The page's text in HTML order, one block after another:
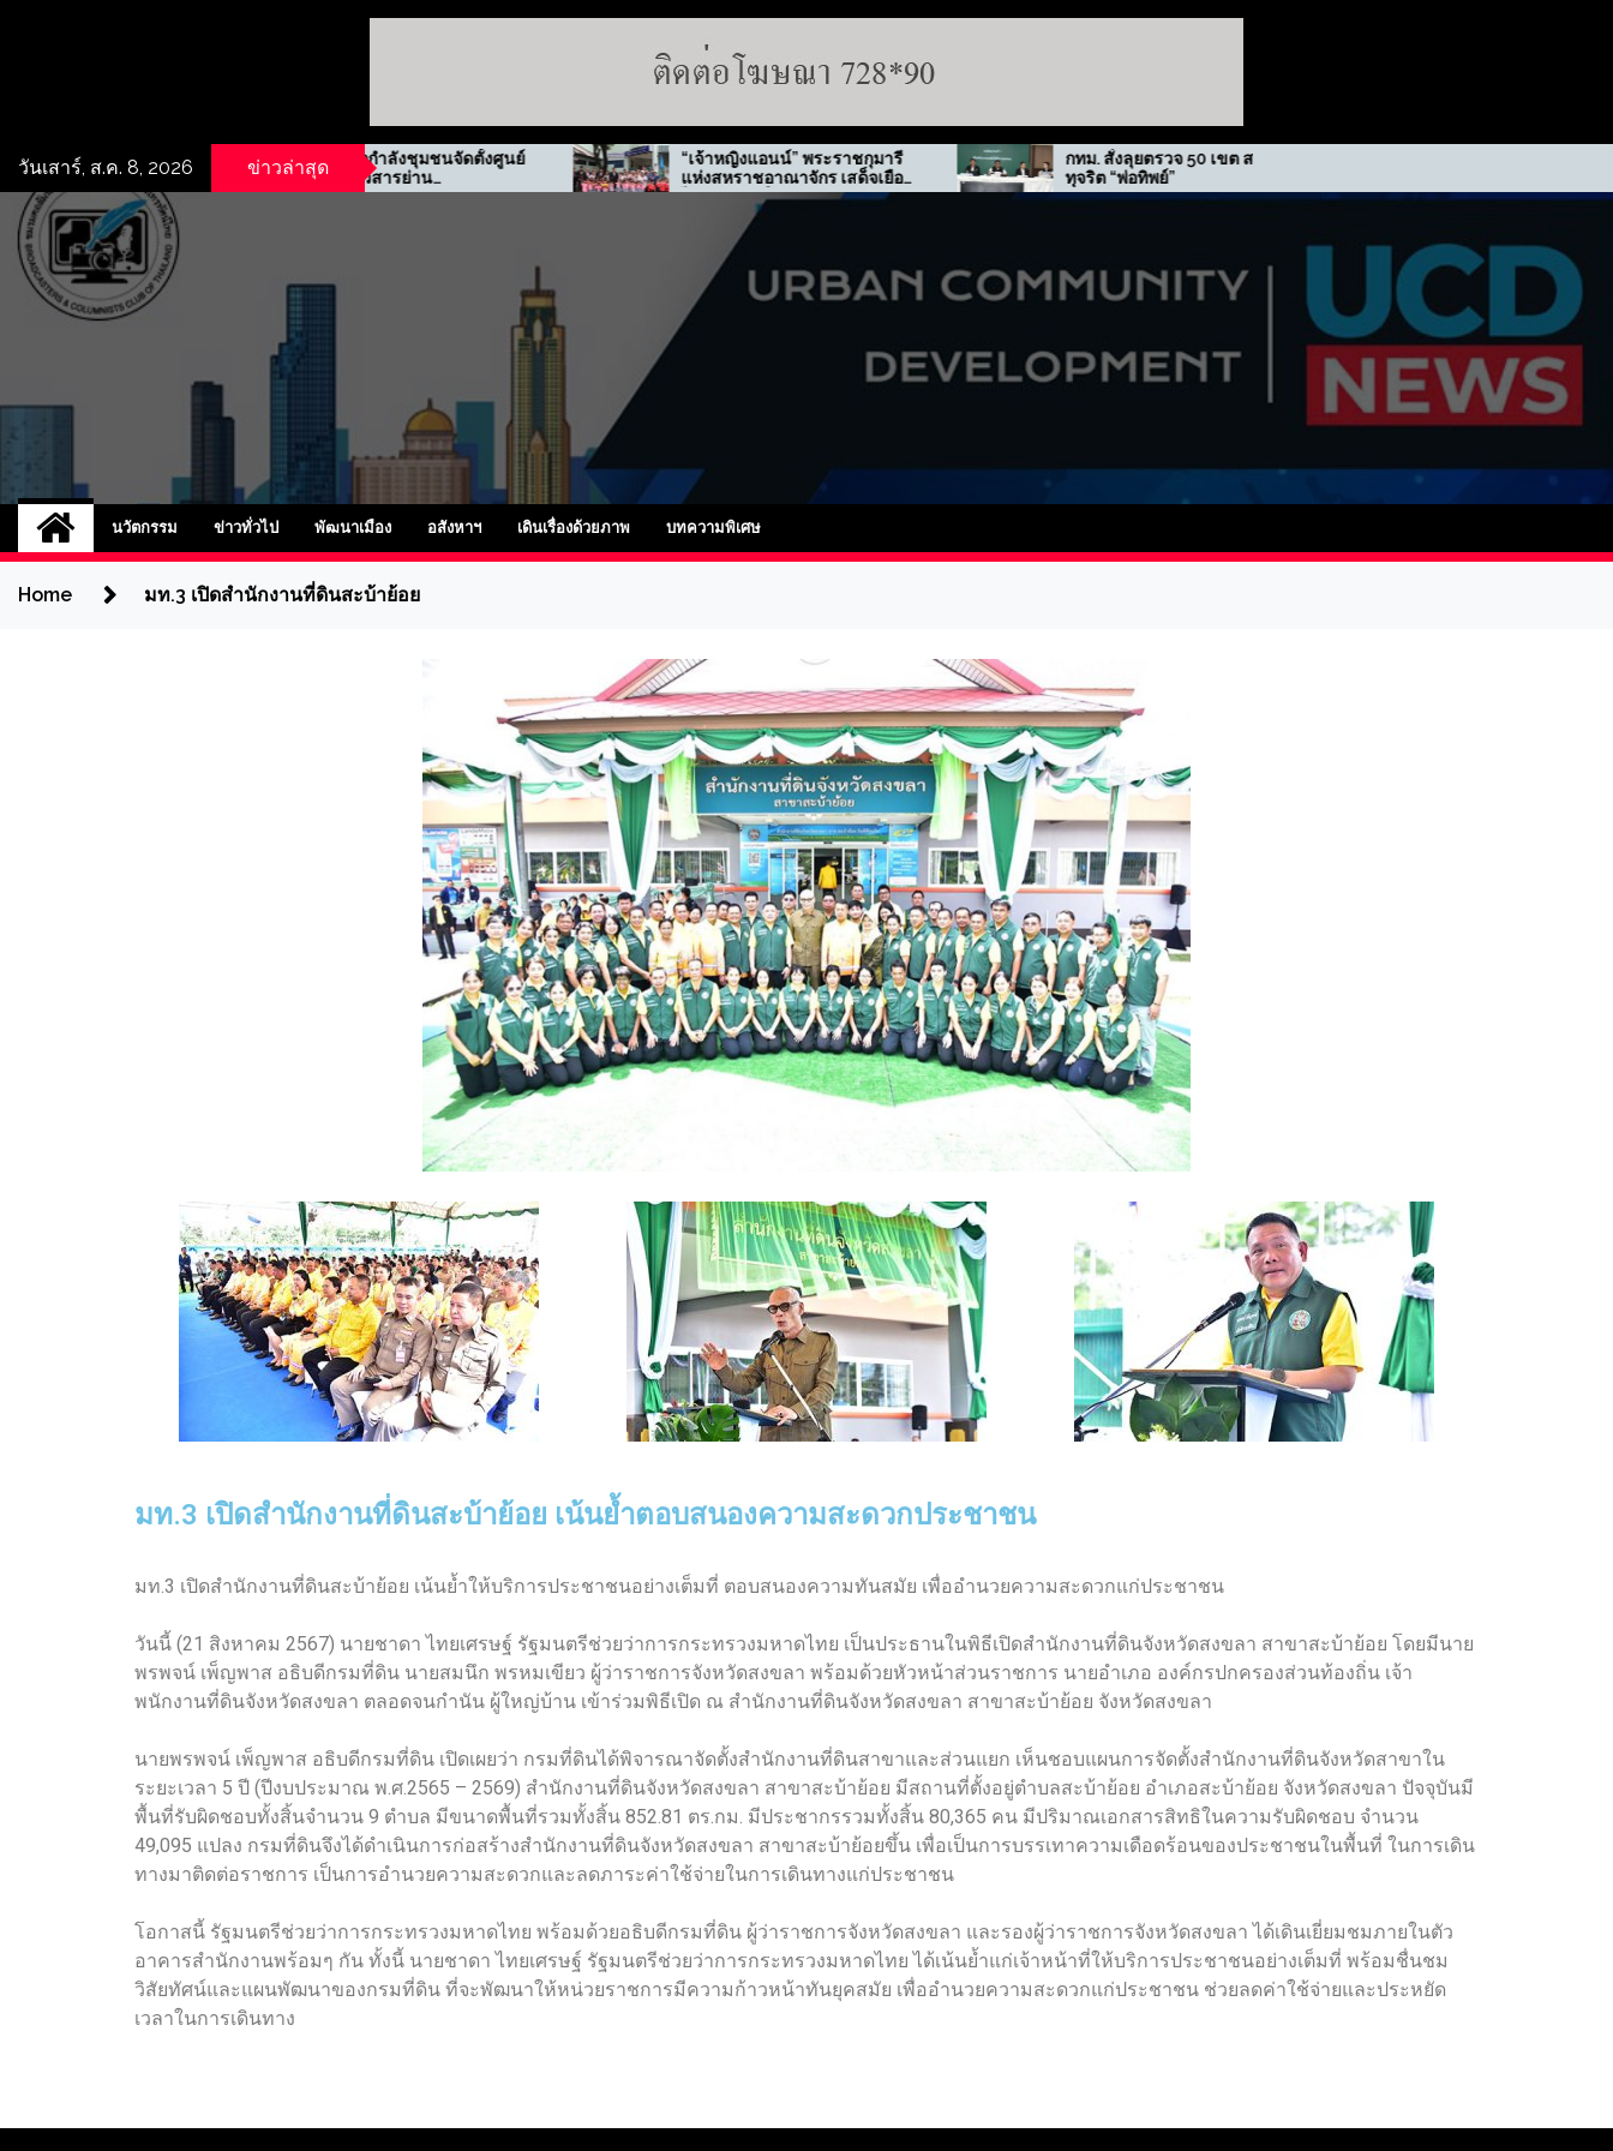
วันเสาร์, ส.ค. 8, 2026 ข่าวล่าสุด
ดินเชิง
รฟม. ผนึกกำลังชุมชนจัดตั้งศูนย์
ข้อมูลข่าวสารย่าน
ประชาสงเคราะห์
“เจ้าหญิงแอนน์” พระราชกุมารี
แห่งสหราชอาณาจักร เสด็จเยือน
ไทย-เกาหลีใต้
กทม. สั่งลุยตรวจ 50 เขต สกัดปม
ทุจริต “พ่อทิพย์”
UCD
NEW
นวัตกรรม ข่าวทั่วไป พัฒนาเมือง อสังหาฯ เดินเรื่องด้วยภาพ บทความพิเศษ
Home มท.3 เปิดสำนักงานที่ดินสะบ้าย้อย
มท.3 เปิดสำนักงานที่ดินสะบ้าย้อย เน้นย้ำตอบสนองความสะดวกประชาชน
มท.3 เปิดสำนักงานที่ดินสะบ้าย้อย เน้นย้ำให้บริการประชาชนอย่างเต็มที่ ตอบสนองความทันสมัย เพื่ออำนวยความสะดวกแก่ประชาชน
วันนี้ (21 สิงหาคม 2567) นายชาดา ไทยเศรษฐ์ รัฐมนตรีช่วยว่าการกระทรวงมหาดไทย เป็นประธานในพิธีเปิดสำนักงานที่ดินจังหวัดสงขลา สาขาสะบ้าย้อย โดยมีนาย
พรพจน์ เพ็ญพาส อธิบดีกรมที่ดิน นายสมนึก พรหมเขียว ผู้ว่าราชการจังหวัดสงขลา พร้อมด้วยหัวหน้าส่วนราชการ นายอำเภอ องค์กรปกครองส่วนท้องถิ่น เจ้า
พนักงานที่ดินจังหวัดสงขลา ตลอดจนกำนัน ผู้ใหญ่บ้าน เข้าร่วมพิธีเปิด ณ สำนักงานที่ดินจังหวัดสงขลา สาขาสะบ้าย้อย จังหวัดสงขลา
นายพรพจน์ เพ็ญพาส อธิบดีกรมที่ดิน เปิดเผยว่า กรมที่ดินได้พิจารณาจัดตั้งสำนักงานที่ดินสาขาและส่วนแยก เห็นชอบแผนการจัดตั้งสำนักงานที่ดินจังหวัดสาขาใน
ระยะเวลา 5 ปี (ปีงบประมาณ พ.ศ.2565 – 2569) สำนักงานที่ดินจังหวัดสงขลา สาขาสะบ้าย้อย มีสถานที่ตั้งอยู่ตำบลสะบ้าย้อย อำเภอสะบ้าย้อย จังหวัดสงขลา ปัจจุบันมี
พื้นที่รับผิดชอบทั้งสิ้นจำนวน 9 ตำบล มีขนาดพื้นที่รวมทั้งสิ้น 852.81 ตร.กม. มีประชากรรวมทั้งสิ้น 80,365 คน มีปริมาณเอกสารสิทธิในความรับผิดชอบ จำนวน
49,095 แปลง กรมที่ดินจึงได้ดำเนินการก่อสร้างสำนักงานที่ดินจังหวัดสงขลา สาขาสะบ้าย้อยขึ้น เพื่อเป็นการบรรเทาความเดือดร้อนของประชาชนในพื้นที่ ในการเดิน
ทางมาติดต่อราชการ เป็นการอำนวยความสะดวกและลดภาระค่าใช้จ่ายในการเดินทางแก่ประชาชน
โอกาสนี้ รัฐมนตรีช่วยว่าการกระทรวงมหาดไทย พร้อมด้วยอธิบดีกรมที่ดิน ผู้ว่าราชการจังหวัดสงขลา และรองผู้ว่าราชการจังหวัดสงขลา ได้เดินเยี่ยมชมภายในตัว
อาคารสำนักงานพร้อมๆ กัน ทั้งนี้ นายชาดา ไทยเศรษฐ์ รัฐมนตรีช่วยว่าการกระทรวงมหาดไทย ได้เน้นย้ำแก่เจ้าหน้าที่ให้บริการประชาชนอย่างเต็มที่ พร้อมชื่นชม
วิสัยทัศน์และแผนพัฒนาของกรมที่ดิน ที่จะพัฒนาให้หน่วยราชการมีความก้าวหน้าทันยุคสมัย เพื่ออำนวยความสะดวกแก่ประชาชน ช่วยลดค่าใช้จ่ายและประหยัด
เวลาในการเดินทาง